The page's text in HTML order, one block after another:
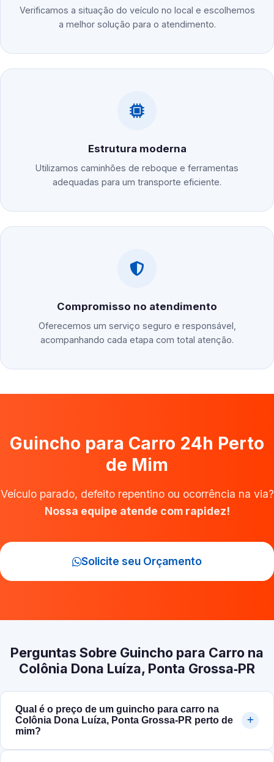
Verificamos a situação do veículo no local e escolhemos
a melhor solução para o atendimento.
Estrutura moderna
Utilizamos caminhões de reboque e ferramentas
adequadas para um transporte eficiente.
Compromisso no atendimento
Oferecemos um serviço seguro e responsável,
acompanhando cada etapa com total atenção.
Guincho para Carro 24h Perto
de Mim
Veículo parado, defeito repentino ou ocorrência na via?
Nossa equipe atende com rapidez!
Solicite seu Orçamento
Perguntas Sobre Guincho para Carro na
Colônia Dona Luíza, Ponta Grossa‑PR
Qual é o preço de um guincho para carro na
Colônia Dona Luíza, Ponta Grossa‑PR perto de
mim?